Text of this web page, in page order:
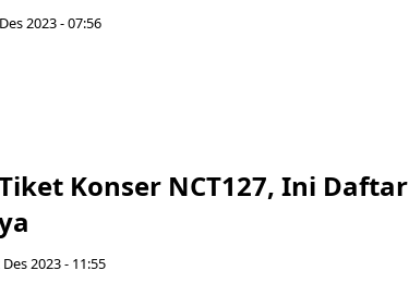
2023 - 07:56
Konser NCT127, Ini Daftar
2023 - 11:55